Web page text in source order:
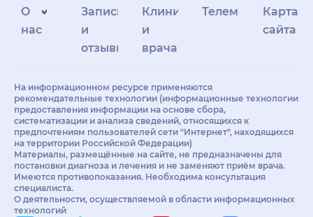
О
нас
Запись
и
отзывы
Клиникам
и
врачам
Телемедицина
Карта
сайта
На информационном ресурсе применяются
рекомендательные технологии (информационные технологии
предоставления информации на основе сбора,
систематизации и анализа сведений, относящихся к
предпочтениям пользователей сети "Интернет", находящихся
на территории Российской Федерации)
Материалы, размещённые на сайте, не предназначены для
постановки диагноза и лечения и не заменяют приём врача.
Имеются противопоказания. Необходима консультация
специалиста.
О деятельности, осуществляемой в области информационных
технологий